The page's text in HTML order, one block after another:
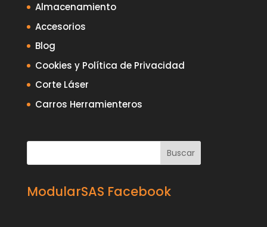
Almacenamiento
Accesorios
Blog
Cookies y Política de Privacidad
Corte Láser
Carros Herramienteros
ModularSAS Facebook